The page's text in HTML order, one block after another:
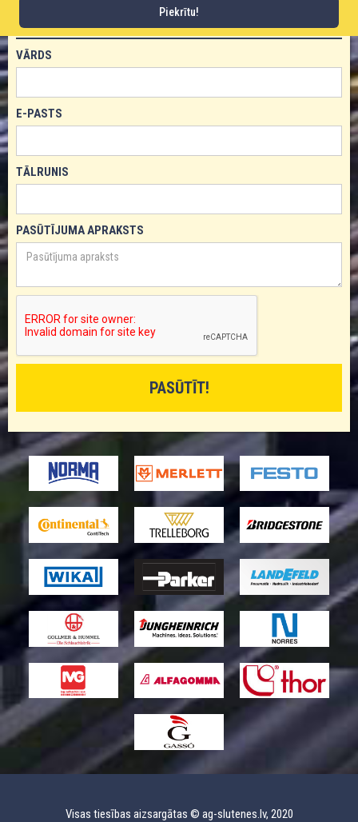
VĀRDS
E-PASTS
TĀLRUNIS
PASŪTĪJUMA APRAKSTS
Visas tiesības aizsargātas © ag-slutenes.lv, 2020
Piekrītu!